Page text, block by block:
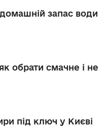
запас води
обрати смачне і не
під ключ у Києві